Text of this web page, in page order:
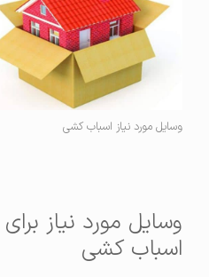
وسایل مورد نیاز اسباب کشی
وسایل مورد نیاز برای
اسباب کشی